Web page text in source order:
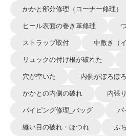
かかと部分修理（コーナー修理）
ヒール表面の巻き革修理
ストラップ取付 中敷き（
リュックの付け根が破れた
穴が空いた 内側がぼろぼろ
かかとの内側の破れ 内張
パイピング修理_バッグ パ
縫い目の破れ・ほつれ ふ